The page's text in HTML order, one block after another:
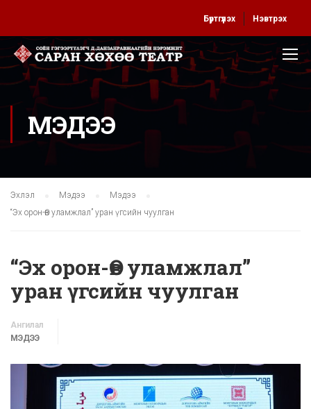
Бүртгүүлэх Нэвтрэх
МЭДЭЭ
Эхлэл Мэдээ
Мэдээ
“Эх орон-Өв уламжлал” уран үгсийн чуулган
“Эх орон-Өв уламжлал”
уран үгсийн чуулган
Ангилал
МЭДЭЭ